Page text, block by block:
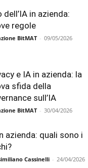
dell’IA in azienda:
regole
BitMAT - 09/05/2026
e IA in azienda: la
sfida della
sull’IA
BitMAT - 30/04/2026
azienda: quali sono i
Cassinelli - 24/04/2026